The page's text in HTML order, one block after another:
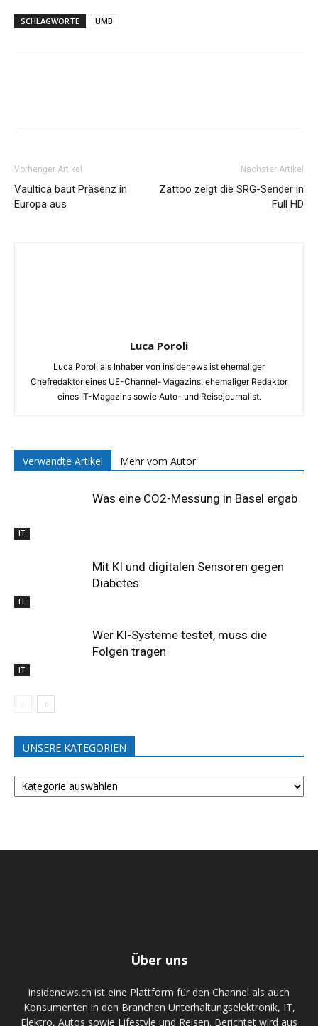
SCHLAGWORTE UMB
Vorheriger Artikel
Vaultica baut Präsenz in
Europa aus
Nächster Artikel
Zattoo zeigt die SRG-Sender in
Full HD
Luca Poroli
Luca Poroli als Inhaber von insidenews ist ehemaliger
Chefredaktor eines UE-Channel-Magazins, ehemaliger Redaktor
eines IT-Magazins sowie Auto- und Reisejournalist.
Verwandte Artikel Mehr vom Autor
IT
Was eine CO2-Messung in Basel ergab
IT
Mit KI und digitalen Sensoren gegen
Diabetes
IT
Wer KI-Systeme testet, muss die
Folgen tragen
UNSERE KATEGORIEN
UNSERE
KATEGORIEN
Über uns
insidenews.ch ist eine Plattform für den Channel als auch
Konsumenten in den Branchen Unterhaltungselektronik, IT,
Elektro, Autos sowie Lifestyle und Reisen. Berichtet wird aus